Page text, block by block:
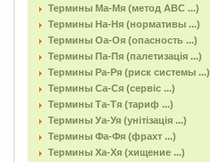
Термины Ма-Мя (метод АВС ...)
Термины На-Ня (нормативы ...)
Термины Оа-Оя (опасность ...)
Термины Па-Пя (палетизація ...)
Термины Ра-Ря (риск системы ...)
Термины Са-Ся (сервіс ...)
Термины Та-Тя (тариф ...)
Термины Уа-Уя (унітізація ...)
Термины Фа-Фя (фрахт ...)
Термины Ха-Хя (хищение ...)